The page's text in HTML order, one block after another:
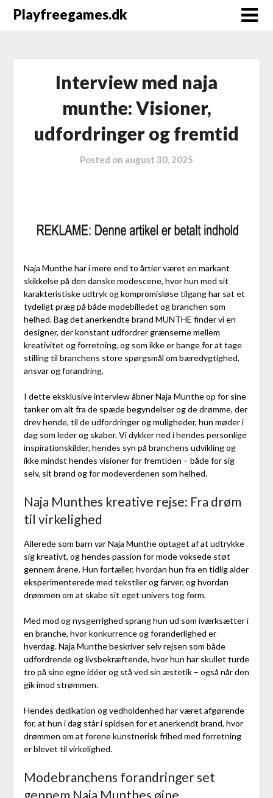
Playfreegames.dk
Interview med naja
munthe: Visioner,
udfordringer og fremtid
Posted on august 30, 2025
Naja Munthe har i mere end to årtier været en markant
skikkelse på den danske modescene, hvor hun med sit
karakteristiske udtryk og kompromisløse tilgang har sat et
tydeligt præg på både modebilledet og branchen som
helhed. Bag det anerkendte brand MUNTHE finder vi en
designer, der konstant udfordrer grænserne mellem
kreativitet og forretning, og som ikke er bange for at tage
stilling til branchens store spørgsmål om bæredygtighed,
ansvar og forandring.
I dette eksklusive interview åbner Naja Munthe op for sine
tanker om alt fra de spæde begyndelser og de drømme, der
drev hende, til de udfordringer og muligheder, hun møder i
dag som leder og skaber. Vi dykker ned i hendes personlige
inspirationskilder, hendes syn på branchens udvikling og
ikke mindst hendes visioner for fremtiden – både for sig
selv, sit brand og for modeverdenen som helhed.
Naja Munthes kreative rejse: Fra drøm
til virkelighed
Allerede som barn var Naja Munthe optaget af at udtrykke
sig kreativt, og hendes passion for mode voksede støt
gennem årene. Hun fortæller, hvordan hun fra en tidlig alder
eksperimenterede med tekstiler og farver, og hvordan
drømmen om at skabe sit eget univers tog form.
Med mod og nysgerrighed sprang hun ud som iværksætter i
en branche, hvor konkurrence og foranderlighed er
hverdag. Naja Munthe beskriver selv rejsen som både
udfordrende og livsbekræftende, hvor hun har skullet turde
tro på sine egne idéer og stå ved sin æstetik – også når den
gik imod strømmen.
Hendes dedikation og vedholdenhed har været afgørende
for, at hun i dag står i spidsen for et anerkendt brand, hvor
drømmen om at forene kunstnerisk frihed med forretning
er blevet til virkelighed.
Modebranchens forandringer set
gennem Naja Munthes øjne